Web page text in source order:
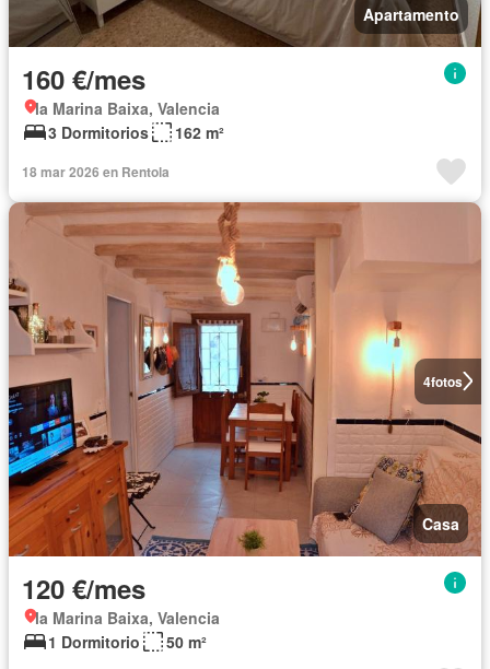
Apartamento
160 €/mes
la Marina Baixa, Valencia
3 Dormitorios
162 m²
18 mar 2026 en Rentola
4fotos
Casa
120 €/mes
la Marina Baixa, Valencia
1 Dormitorio
50 m²